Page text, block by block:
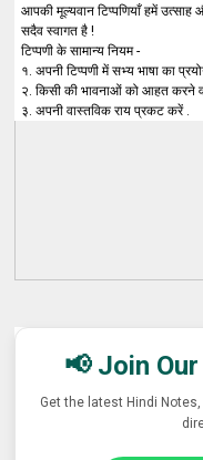
आपकी मूल्यवान टिप्पणियाँ हमें उत्साह
सदैव स्वागत है !
टिप्पणी के सामान्य नियम -
१. अपनी टिप्पणी में सभ्य भाषा का
२. किसी की भावनाओं को आहत करने
३. अपनी वास्तविक राय प्रकट करें .
📢 Join
Get the latest Hindi